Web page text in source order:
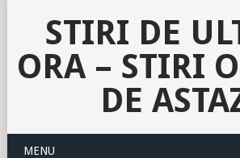
STIRI DE
ORA – STIRI
DE
MENU